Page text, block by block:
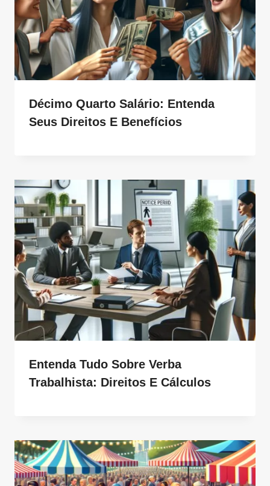
Décimo Quarto Salário: Entenda
Seus Direitos E Benefícios
Entenda Tudo Sobre Verba
Trabalhista: Direitos E Cálculos